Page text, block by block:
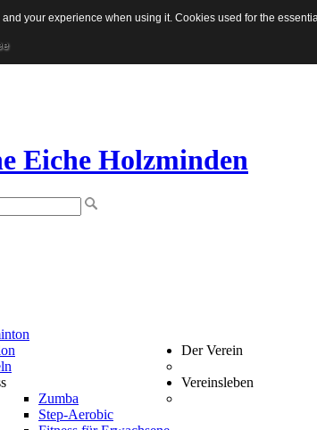
Eiche Holzminden
Zumba
Step-Aerobic
Der Verein
Vereinsleben
your experience when using it. Cookies used for the